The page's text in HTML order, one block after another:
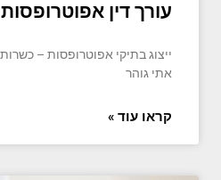
עורך דין אפוטרופסות
ייצוג בתיקי אפוטרופסות –
אתי גוהר
קראו עוד »